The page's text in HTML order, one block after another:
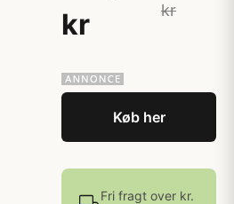
kr
kr
Køb her
Fri fragt over kr.